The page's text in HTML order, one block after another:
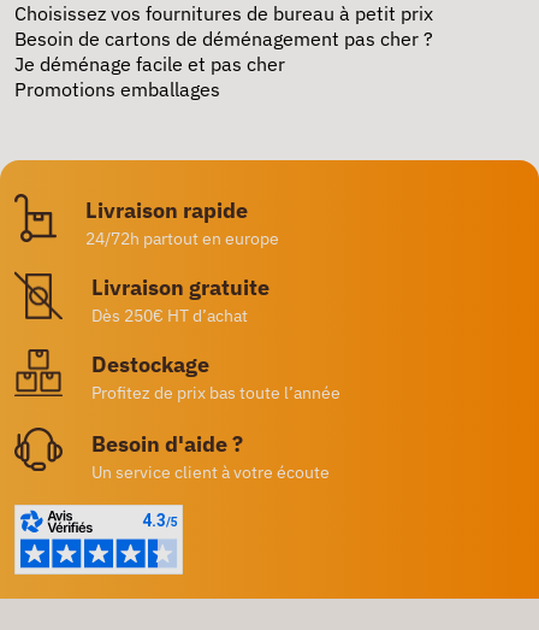
Choisissez vos fournitures de bureau à petit prix
Besoin de cartons de déménagement pas cher ?
Je déménage facile et pas cher
Promotions emballages
Livraison rapide
24/72h partout en europe
Livraison gratuite
Dès 250€ HT d’achat
Destockage
Profitez de prix bas toute l’année
Besoin d'aide ?
Un service client à votre écoute